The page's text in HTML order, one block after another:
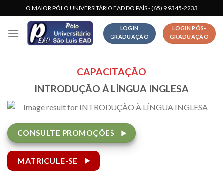
to
content
O MAIOR PÓLO UNIVERSITÁRIO EAD DO PAÍS - (65) 9 9345-2233
LOGIN
GRADUAÇÃO
LOGIN PÓS-
GRADUAÇÃO
CAPACITAÇÃO
INTRODUÇÃO À LÍNGUA INGLESA
CONSULTE PROMOÇÕES
MATRICULE-SE